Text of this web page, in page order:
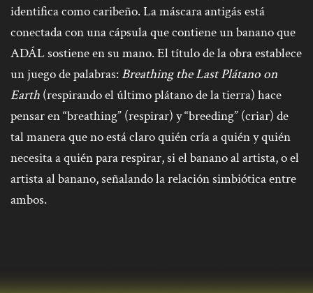
identifica como caribeño. La máscara antigás está
conectada con una cápsula que contiene un banano que
ADÁL sostiene en su mano. El título de la obra establece
un juego de palabras:Breathing the Last Plátano on
Earth (respirando el último plátano de la tierra) hace
pensar en “breathing” (respirar) y “breeding” (criar) de
tal manera que no está claro quién cría a quién y quién
necesita a quién para respirar, si el banano al artista, o el
artista al banano, señalando la relación simbiótica entre
ambos.